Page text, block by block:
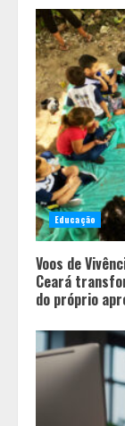
Educação
Voos de
Ceará
do próprio